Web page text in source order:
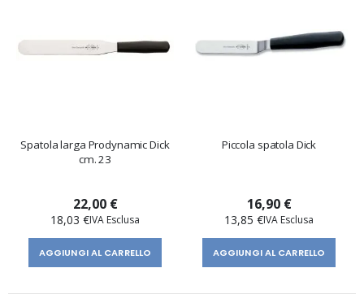
Spatola larga Prodynamic Dick
cm. 23
22,00 €
18,03 €
AGGIUNGI AL CARRELLO
Piccola spatola Dick
16,90 €
13,85 €
AGGIUNGI AL CARRELLO